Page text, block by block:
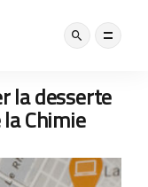
la desserte
Chimie